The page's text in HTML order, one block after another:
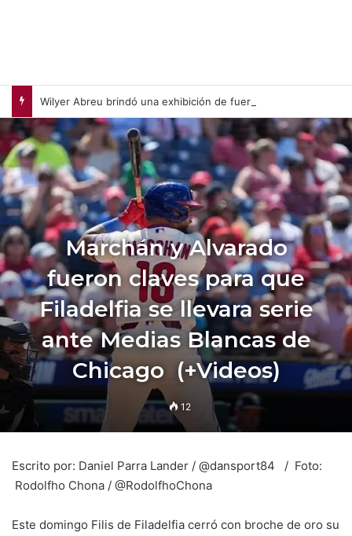
Marchán y Alvarado
fueron claves para que
Filadelfia se llevara serie
ante Medias Blancas de
Chicago (+Videos)
12
Escrito por: Daniel Parra Lander / @dansport84 / Foto:
Rodolfho Chona / @RodolfhoChona
Este domingo Filis de Filadelfia cerró con broche de oro su